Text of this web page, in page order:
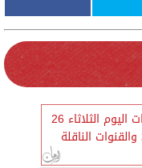
مواعيد مباريات اليوم الثلاثاء 26